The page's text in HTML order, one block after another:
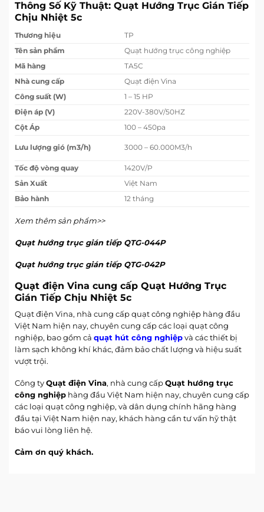
Thông Số Kỹ Thuật: Quạt Hướng Trục Gián Tiếp
Chịu Nhiệt 5c
Thương hiệu
TP
Tên sản phẩm
Quạt hướng trục công nghiệp
Mã hàng
TA5C
Nhà cung cấp
Quạt điện Vina
Công suất (W)
1 – 15 HP
Điện áp (V)
220V-380V/50HZ
Cột Áp
100 – 450pa
Lưu lượng gió (m3/h) 3000 – 60.000M3/h
Tốc độ vòng quay
1420V/P
Sản Xuất
Việt Nam
Bảo hành
12 tháng
Xem thêm sản phẩm>>
Quạt hướng trục gián tiếp QTG-044P
Quạt hướng trục gián tiếp QTG-042P
Quạt điện Vina cung cấp Quạt Hướng Trục
Gián Tiếp Chịu Nhiệt 5c
Quạt điện Vina, nhà cung cấp quạt công nghiệp hàng đầu
Việt Nam hiện nay, chuyên cung cấp các loại quạt công
nghiệp, bao gồm cả quạt hút công nghiệpvà các thiết bị
làm sạch không khí khác, đảm bảo chất lượng và hiệu suất
vượt trội.
Công tyQuạt điện Vina, nhà cung cấpQuạt hướng trục
công nghiệp hàng đầu Việt Nam hiện nay, chuyên cung cấp
các loại quạt công nghiệp, và dân dụng chính hãng hàng
đầu tại Việt Nam hiện nay, khách hàng cần tư vấn hỹ thật
báo vui lòng liên hệ.
Cảm ơn quý khách.